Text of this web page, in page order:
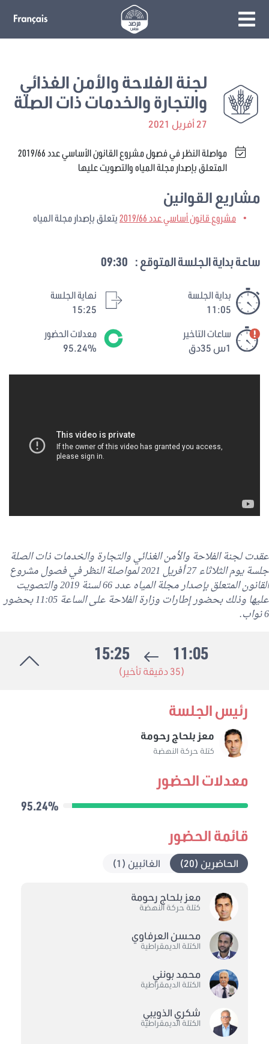
لجنة الفلاحة والأمن الغذائي
والتجارة والخدمات ذات الصلة
27 أفريل 2021
مواصلة النظر في فصول مشروع القانون الأساسي عدد 2019/66
المتعلق بإصدار مجلة المياه والتصويت عليها
مشاريع القوانين
مشروع قانون أساسي عدد 2019/66 يتعلق بإصدار مجلة المياه
ساعة بداية الجلسة المتوقع : 09:30
بداية الجلسة
11:05
نهاية الجلسة
15:25
ساعات التاخير
1س 35دق
معدلات الحضور
95.24%
عقدت لجنة الفلاحة والأمن الغذائي والتجارة والخدمات ذات الصلة
جلسة يوم الثلاثاء 27 أفريل 2021 لمواصلة النظر في فصول مشروع
القانون المتعلق بإصدار مجلة المياه عدد 66 لسنة 2019 والتصويت
عليها وذلك بحضور إطارات وزارة الفلاحة على الساعة 11:05 بحضور
6 نواب.
11:05
15:25
(35 دقيقة تأخير)
رئيس الجلسة
معز بلحاج رحومة
كتلة حركة النهضة
معدلات الحضور
95.24%
قائمة الحضور
الحاضرين (20) الغائبين (1)
معز بلحاج رحومة
كتلة حركة النهضة
محسن العرفاوي
الكتلة الديمقراطية
محمد بونني
الكتلة الديمقراطية
شكري الذويبي
الكتلة الديمقراطية